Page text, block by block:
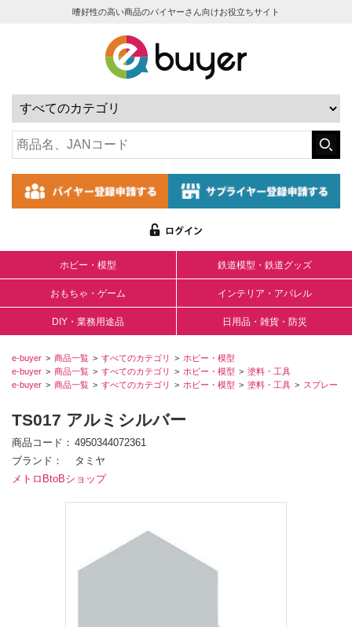
嗜好性の高い商品のバイヤーさん向けお役立ちサイト
ホビー・模型 鉄道模型・鉄道グッズ
おもちゃ・ゲーム インテリア・アパレル
DIY・業務用途品 日用品・雑貨・防災
e-buyer 商品一覧 すべてのカテゴリ
ホビー・模型
e-buyer
商品一覧 すべてのカテゴリ ホビー・模型
塗料・工具
e-buyer
商品一覧 すべてのカテゴリ ホビー・模型 塗料・工具 スプレー
TS017 アルミシルバー
商品コード
4950344072361
ブランド
タミヤ
メトロBtoBショップ